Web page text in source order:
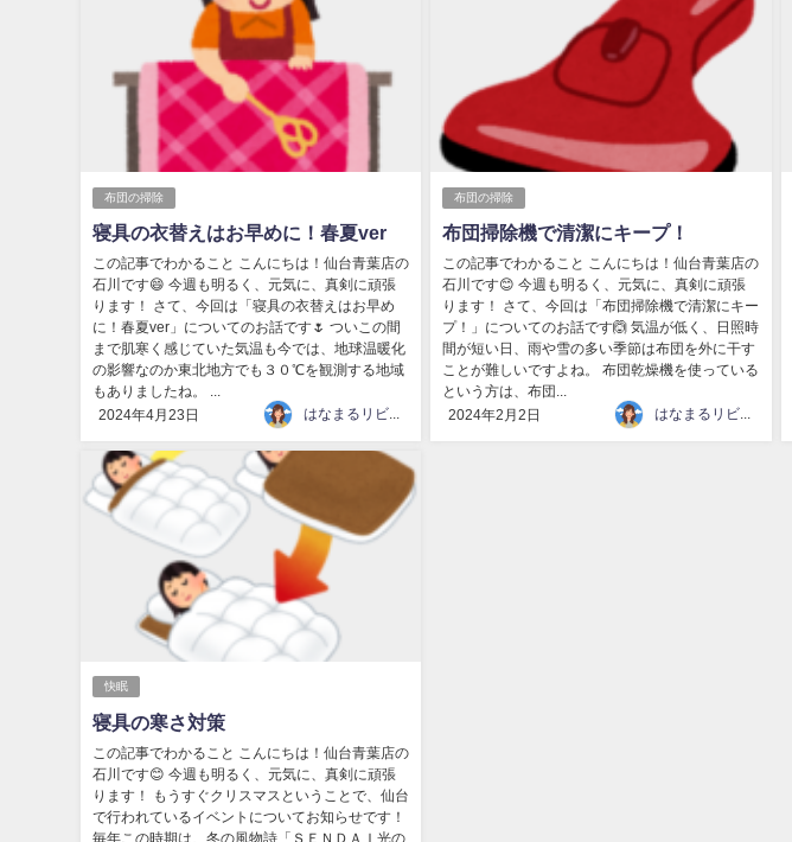
布団の掃除
寝具の衣替えはお早めに！春夏ver
この記事でわかること こんにちは！仙台青葉店の
石川です😄 今週も明るく、元気に、真剣に頑張
ります！ さて、今回は「寝具の衣替えはお早め
に！春夏ver」についてのお話です🌷 ついこの間
まで肌寒く感じていた気温も今では、地球温暖化
の影響なのか東北地方でも３０℃を観測する地域
もありましたね。 ...
2024年4月23日
はなまるリビング
布団の掃除
布団掃除機で清潔にキープ！
この記事でわかること こんにちは！仙台青葉店の
石川です😊 今週も明るく、元気に、真剣に頑張
ります！ さて、今回は「布団掃除機で清潔にキー
プ！」についてのお話です🙆 気温が低く、日照時
間が短い日、雨や雪の多い季節は布団を外に干す
ことが難しいですよね。 布団乾燥機を使っている
という方は、布団...
2024年2月2日
はなまるリビング
快眠
寝具の寒さ対策
この記事でわかること こんにちは！仙台青葉店の
石川です😊 今週も明るく、元気に、真剣に頑張
ります！ もうすぐクリスマスということで、仙台
で行われているイベントについてお知らせです！
毎年この時期は、冬の風物詩「ＳＥＮＤＡＩ光の